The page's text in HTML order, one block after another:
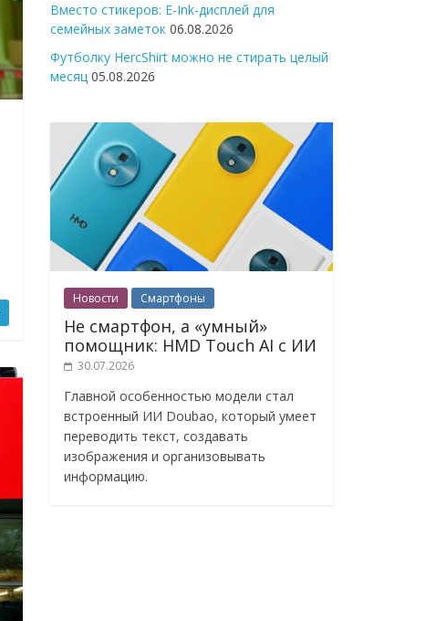
Вместо стикеров: E-Ink-дисплей для
семейных заметок 06.08.2026
Футболку HercShirt можно не стирать целый
месяц 05.08.2026
Новости Смартфоны
Не смартфон, а «умный»
помощник: HMD Touch AI с ИИ
30.07.2026
Главной особенностью модели стал
встроенный ИИ Doubao, который умеет
переводить текст, создавать
изображения и организовывать
информацию.